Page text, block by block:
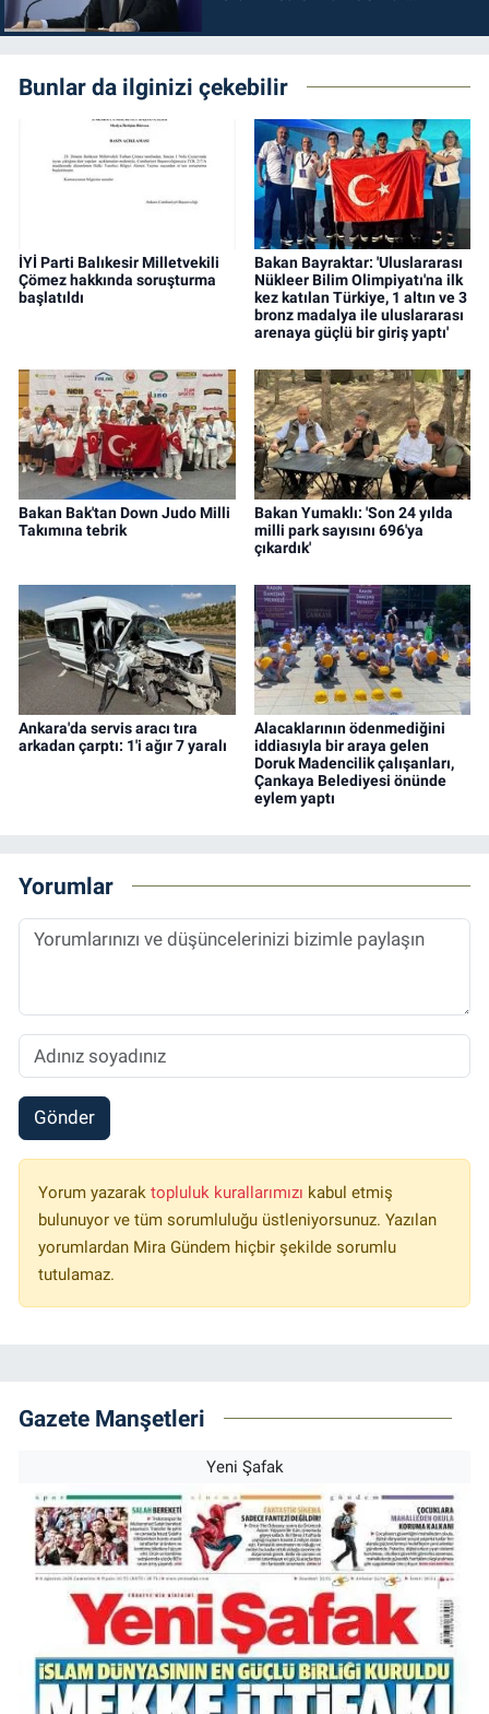
Bunlar da ilginizi çekebilir
İYİ Parti Balıkesir Milletvekili
Çömez hakkında soruşturma
başlatıldı
Bakan Bayraktar: 'Uluslararası
Nükleer Bilim Olimpiyatı'na ilk
kez katılan Türkiye, 1 altın ve 3
bronz madalya ile uluslararası
arenaya güçlü bir giriş yaptı'
Bakan Bak'tan Down Judo Milli
Takımına tebrik
Bakan Yumaklı: 'Son 24 yılda
milli park sayısını 696'ya
çıkardık'
Ankara'da servis aracı tıra
arkadan çarptı: 1'i ağır 7 yaralı
Alacaklarının ödenmediğini
iddiasıyla bir araya gelen
Doruk Madencilik çalışanları,
Çankaya Belediyesi önünde
eylem yaptı
Yorumlar
Gönder
Yorum yazarak topluluk kurallarımızı kabul etmiş
bulunuyor ve tüm sorumluluğu üstleniyorsunuz. Yazılan
yorumlardan Mira Gündem hiçbir şekilde sorumlu
tutulamaz.
Gazete Manşetleri
Yeni Şafak